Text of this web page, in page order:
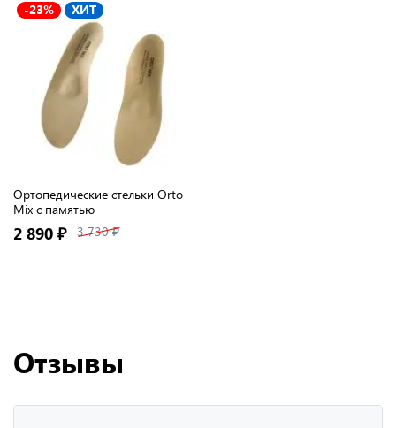
-23% ХИТ
Ортопедические стельки Orto
Mix с памятью
2 890 ₽ 3 730 ₽
Отзывы